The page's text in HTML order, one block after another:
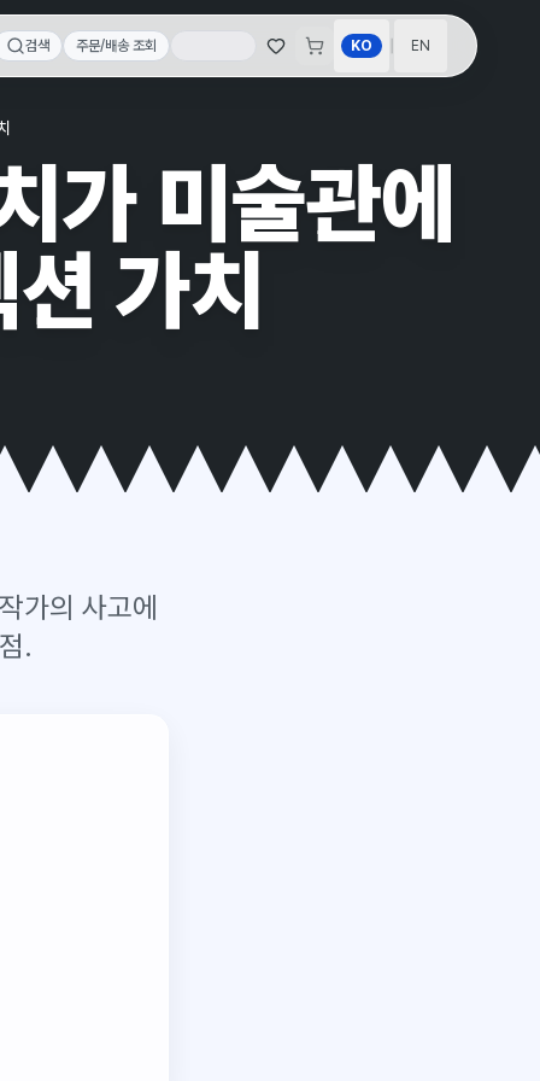
검색 주문/배송 조회 KO EN
미술관에
가치
가의 사고에
.